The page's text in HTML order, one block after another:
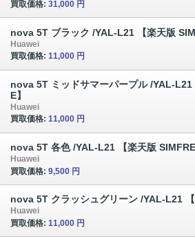
買取価格: 31,000 円
nova 5T ブラック /YAL-L21 【楽天版
Huawei
買取価格: 11,000 円
nova 5T ミッドサマーパープル /YAL-L21
E】
Huawei
買取価格: 11,000 円
nova 5T 各色 /YAL-L21 【楽天版
Huawei
買取価格: 9,500 円
nova 5T クラッシュグリーン /YAL-L21 【
Huawei
買取価格: 11,000 円